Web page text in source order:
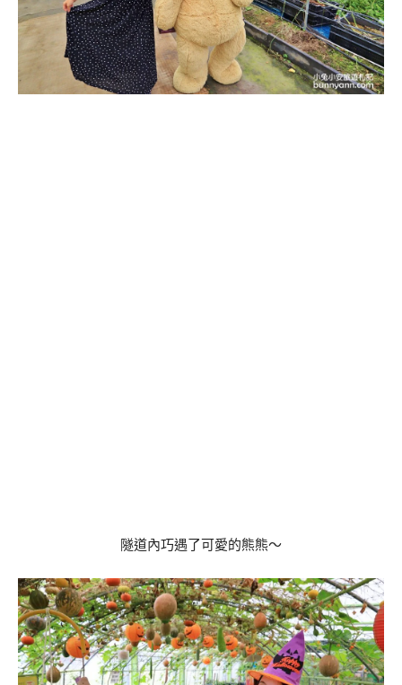
隧道內巧遇了可愛的熊熊～